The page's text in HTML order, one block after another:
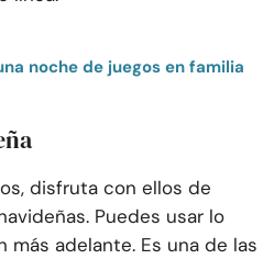
noche de juegos en familia
disfruta con ellos de
Puedes usar lo
más adelante. Es una de las